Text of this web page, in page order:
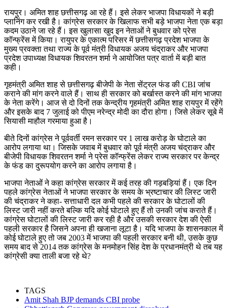
रायपुर। अमित शाह छत्तीसगढ़ आ रहे हैं। इसे लेकर भाजपा विधायकों ने बड़ी
प्लानिंग कर रखी है। कांग्रेस सरकार के खिलाफ सभी बड़े भाजपा नेता एक बड़ा
कदम उठाने जा रहे हैं। इस खुलासा खुद इन नेताओं ने बुधवार को प्रेस
कॉन्फ्रेंस में किया। रायुपर के एकात्म परिसर में छत्तीसगढ़ प्रदेश भाजपा के
मुख्य प्रवक्ता तथा राज्य के पूर्व मंत्री विधायक अजय चंद्राकर और भाजपा
प्रदेश उपाध्यक्ष विधायक शिवरतन शर्मा ने आयोजित पत्र वार्ता में बड़ी बात
कही।
गृहमंत्री अमित शाह से छत्तीसगढ़ बीजेपी के नेता सेंट्रल फंड की CBI जांच
कराने की मांग करने वाले हैं। साथ ही सरकार को बर्खास्त करने की मांग भाजपा
के नेता करेंगे। आज से दो दिनों तक केन्द्रीय गृहमंत्री अमित शाह रायपुर में रहेंगे
और इसके बाद 7 जुलाई को पीएम नरेन्द्र मोदी का दौरा होगा। जिसे लेकर सूबे में
सियासी माहौल गरमाया हुआ है।
बीते दिनों कांग्रेस ने पूर्ववर्ती रमन सरकार पर 1 लाख करोड़ के घोटाले का
आरोप लगाया था। जिसके जवाब में बुधवार को पूर्व मंत्री अजय चंद्राकर और
बीजेपी विधायक शिवरतन शर्मा ने प्रेस कॉन्फ्रेंस लेकर राज्य सरकार पर केन्द्र
के फंड का दुरूपयोग करने का आरोप लगाया है।
भाजपा नेताओं ने कहा कांग्रेस सरकार में कई तरह की गड़बड़ियां हैं। एक दिन
पहले कांग्रेस नेताओं ने भाजपा सरकार के समय के भ्रष्टाचार की लिस्ट जारी
की चंद्राकर ने कहा- सत्ताधारी दल कभी पहले की सरकार के घोटालों की
लिस्ट जारी नहीं करते बल्कि यदि कोई घोटाले हुए हैं तो उनकी जांच कराते हैं।
कांग्रेस घोटालों की लिस्ट जारी कर रही है और उसकी सरकार देश की ऐसी
पहली सरकार है जिसने अपना ही खजाना लूटा है। यदि भाजपा के शासनकाल में
कोई घोटाले हुए तो जब 2003 में भाजपा की पहली सरकार बनी थी, उसके कुछ
समय बाद से 2014 तक कांग्रेस के मनमोहन सिंह देश के प्रधानमंत्री थे तब यह
कांग्रेसी क्या ताली बजा रहे थे?
TAGS
Amit Shah BJP demands CBI probe